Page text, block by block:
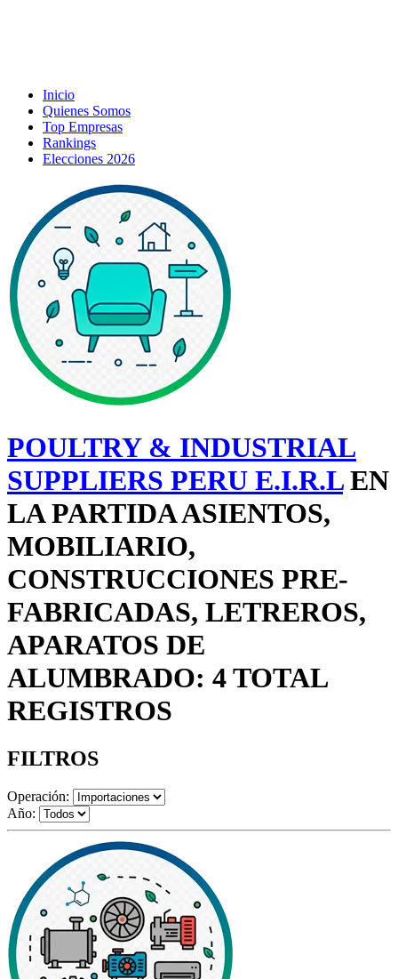
Inicio
Quienes Somos
Top Empresas
Rankings
Elecciones 2026
POULTRY & INDUSTRIAL
SUPPLIERS PERU E.I.R.LEN
LA PARTIDA ASIENTOS,
MOBILIARIO,
CONSTRUCCIONES PRE-
FABRICADAS, LETREROS,
APARATOS DE
ALUMBRADO: 4 TOTAL
REGISTROS
FILTROS
Operación:
Año: